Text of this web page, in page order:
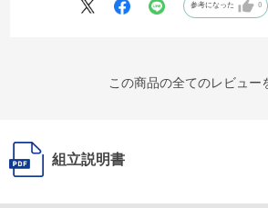
参考になった 0
この商品の全てのレビュー
組立説明書